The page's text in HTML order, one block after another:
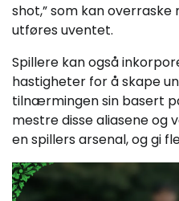
shot,” som kan
utføres uventet.
Spillere kan også
hastigheter for å skape
tilnærmingen sin basert
mestre disse aliasene og
en spillers arsenal, og gi